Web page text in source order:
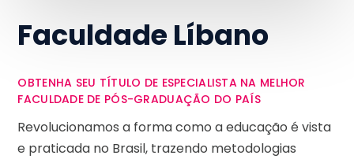
Faculdade Líbano
OBTENHA SEU TÍTULO DE ESPECIALISTA NA MELHOR
FACULDADE DE PÓS-GRADUAÇÃO DO PAÍS
Revolucionamos a forma como a educação é vista
e praticada no Brasil, trazendo metodologias